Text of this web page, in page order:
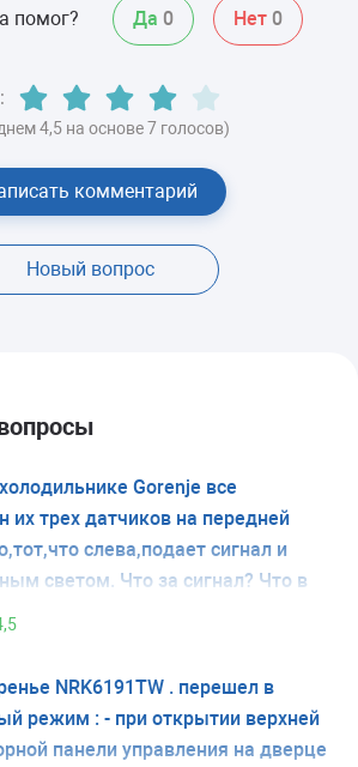
помог? Да 0 Нет 0
4,5 на основе 7 голосов)
комментарий
Новый вопрос
Gorenje все
их трех датчиков на передней
слева,подает сигнал и
светом. Что за сигнал? Что в
так? Спасибо заранее за ответ!
NRK6191TW . перешел в
режим : - при открытии верхней
панели управления на дверце